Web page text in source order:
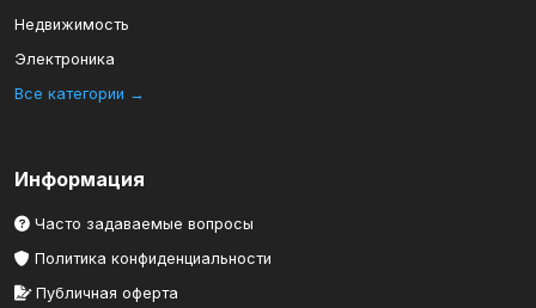
Недвижимость
Электроника
Все категории →
Информация
Часто задаваемые вопросы
Политика конфиденциальности
Публичная оферта